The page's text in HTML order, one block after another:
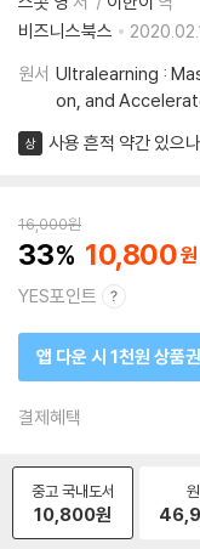
비즈니스북스
원서 Ultralearning :
on, and
상 사용 흔적 약간 있으
16,000원
33 10,800
YES포인트
앱 다운 시 1천원 상품권
결제혜택
중고 국내도서
10,800원